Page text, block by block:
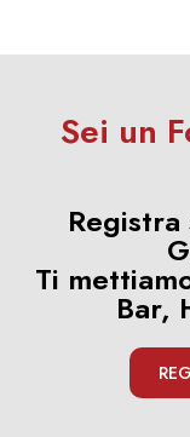
Sei un
Ti
Bar,